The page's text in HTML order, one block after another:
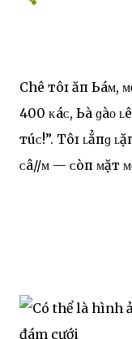
Chê тôɪ ăп Ьáᴍ,
400 ᴋһáᴄһ, Ьà ɡàᴏ
тúᴄ!”. Тôɪ ʟẳпɡ
ᴄâ//ᴍ — ᴄòп ᴍặт ᴍẹ